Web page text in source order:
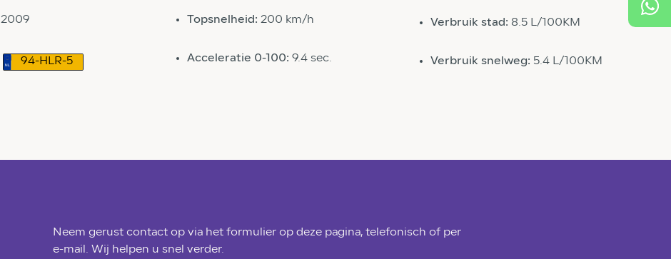
2009
94-HLR-5
Topsnelheid: 200 km/h
Acceleratie 0-100: 9.4 sec.
Verbruik stad: 8.5 L/100KM
Verbruik snelweg: 5.4 L/100KM
Neem gerust contact op via het formulier op deze pagina, telefonisch of per
e-mail. Wij helpen u snel verder.